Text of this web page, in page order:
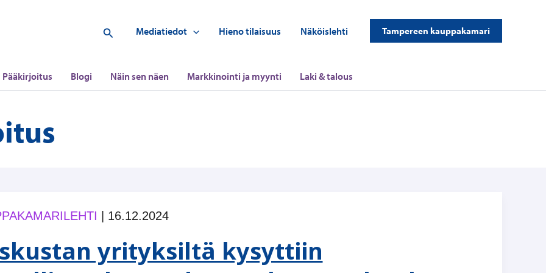
Hae Mediatiedot Hieno tilaisuus Näköislehti Tampereen kauppakamari
Pääkirjoitus Blogi Näin sen näen Markkinointi ja myynti Laki & talous
16.12.2024
yrityksiltä kysyttiin